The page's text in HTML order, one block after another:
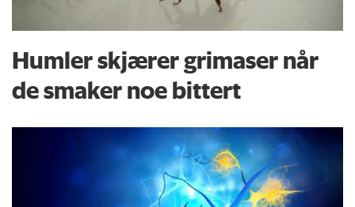
Humler skjærer grimaser når
de smaker noe bittert